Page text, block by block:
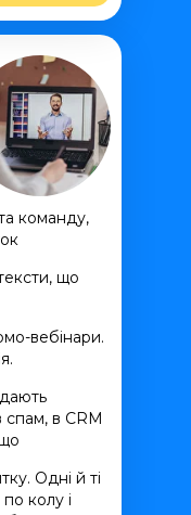
команду,
що
вебінари.
в CRM
Одні й ті
колу і